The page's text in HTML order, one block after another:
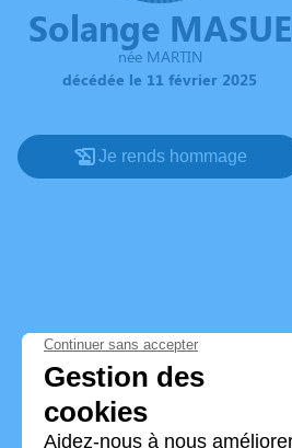
Solange MASUE
née MARTIN
décédée le 11 février 2025
Je rends hommage